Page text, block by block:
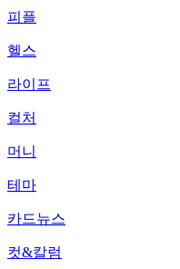
피플
헬스
라이프
컬처
머니
테마
카드뉴스
컷&칼럼